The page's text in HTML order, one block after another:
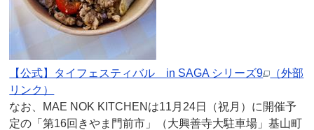
【公式】タイフェスティバル in SAGA シリーズ9
（外部
リンク）
なお、MAE NOK KITCHENは11月24日（祝月）に開催予
定の「第16回きやま門前市」（大興善寺大駐車場」基山町